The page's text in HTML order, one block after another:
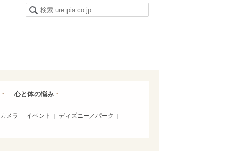
心と体の悩み
カメラ イベント
ディズニー／パーク